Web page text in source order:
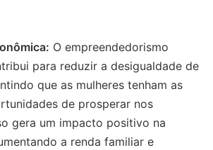
O empreendedorismo
para reduzir a desigualdade de
que as mulheres tenham as
de prosperar nos
gera um impacto positivo na
a renda familiar e